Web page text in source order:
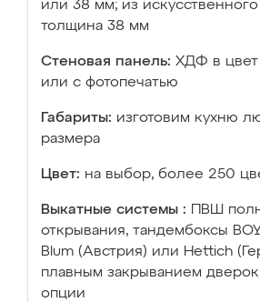
или 38 мм; из
толщина 38 мм
Стеновая панель: ХДФ в
или с фотопечатью
Габариты: изготовим кухню
размера
Цвет: на выбор, более 250
Выкатные системы :
ПВШ
открывания, тандембоксы
Blum (Австрия) или Hettich
плавным закрыванием
опции